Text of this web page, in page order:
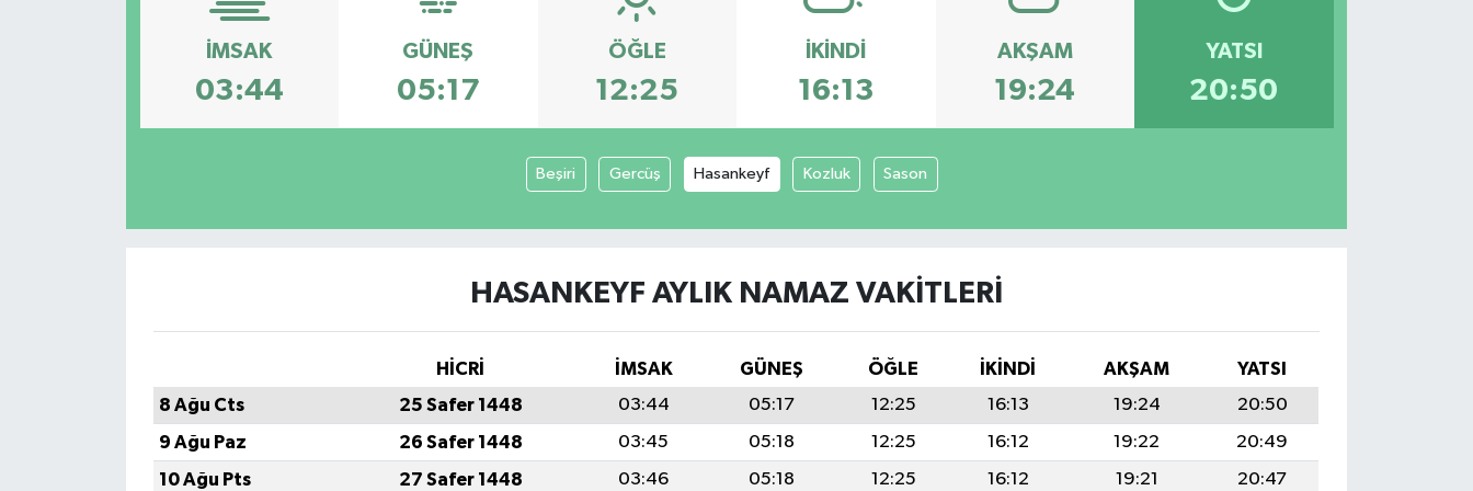
İMSAK
03:44
GÜNEŞ
05:17
ÖĞLE
12:25
İKINDI
16:13
AKŞAM
19:24
YATSI
20:50
Beşiri Gercüş Hasankeyf Kozluk Sason
HASANKEYF AYLIK NAMAZ VAKITLERI
HİCRİ İMSAK GÜNEŞ ÖĞLE İKINDI AKŞAM
YATSI
8 Ağu Cts
25 Safer 1448 03:44 05:17 12:25 16:13 19:24
20:50
9 Ağu Paz
26 Safer 1448 03:45 05:18 12:25 16:12 19:22
20:49
10 Ağu Pts
27 Safer 1448 03:46 05:18 12:25 16:12 19:21 20:47